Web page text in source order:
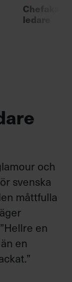
ledare
och
svenska
måttfulla
en
en